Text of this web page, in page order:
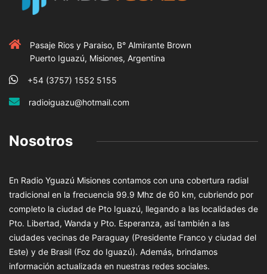
Pasaje Rios y Paraiso, B° Almirante Brown
Puerto Iguazú, Misiones, Argentina
+54 (3757) 1552 5155
radioiguazu@hotmail.com
Nosotros
En Radio Yguazú Misiones contamos con una cobertura radial
tradicional en la frecuencia 99.9 Mhz de 60 km, cubriendo por
completo la ciudad de Pto Iguazú, llegando a las localidades de
Pto. Libertad, Wanda y Pto. Esperanza, así también a las
ciudades vecinas de Paraguay (Presidente Franco y ciudad del
Este) y de Brasil (Foz do Iguazú). Además, brindamos
información actualizada en nuestras redes sociales.